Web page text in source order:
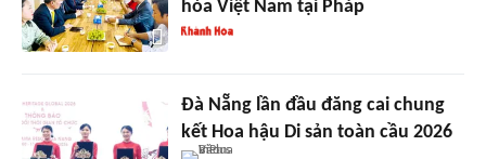
hóa Việt Nam tại Pháp
Đà Nẵng lần đầu đăng cai chung
kết Hoa hậu Di sản toàn cầu 2026